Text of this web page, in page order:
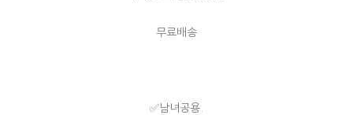
무료배송
✅남녀공용.